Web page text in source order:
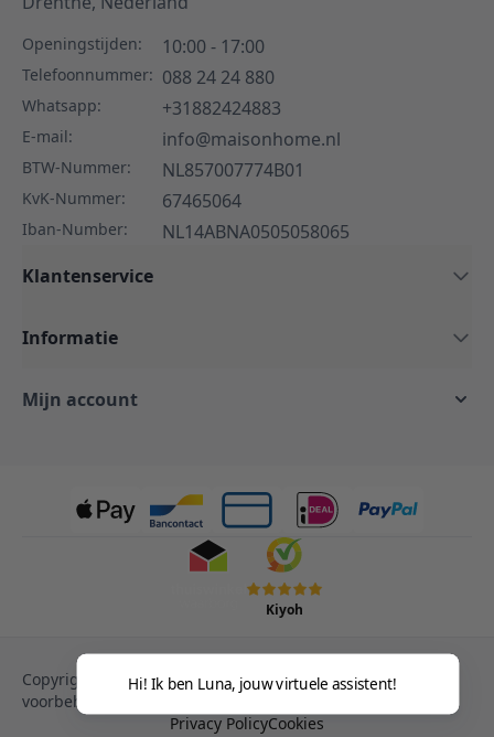
Openingstijden: 10:00 - 17:00
Telefoonnummer: 088 24 24 880
Whatsapp: +31882424883
E-mail: info@maisonhome.nl
BTW-Nummer: NL857007774B01
KvK-Nummer: 67465064
Iban-Number:
NL14ABNA0505058065
Klantenservice
Informatie
Mijn account
Kiyoh
Copyright © 2013-heden Magento. Alle rechten
voorbehouden.
Privacy PolicyCookies
Hi! Ik ben Luna, jouw virtuele assistent!